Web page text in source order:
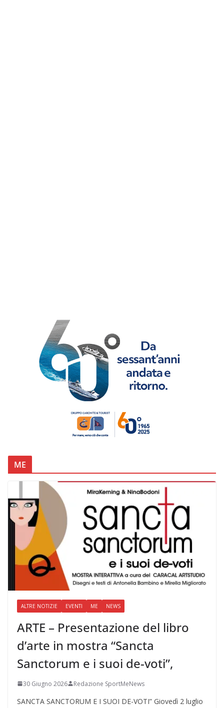
ME
ALTRE NOTIZIE EVENTI ME NEWS
ARTE – Presentazione del libro
d’arte in mostra “Sancta
Sanctorum e i suoi de-voti”,
30 Giugno 2026 Redazione SportMeNews
SANCTA SANCTORUM E I SUOI DE-VOTI” Giovedì 2 luglio